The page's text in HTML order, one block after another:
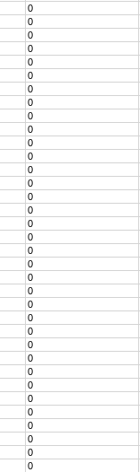
0
0
0
0
0
0
0
0
0
0
0
0
0
0
0
0
0
0
0
0
0
0
0
0
0
0
0
0
0
0
0
0
0
0
0